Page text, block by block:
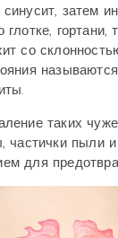
затем
глотке, гортани,
со
таких
частички пыли
для